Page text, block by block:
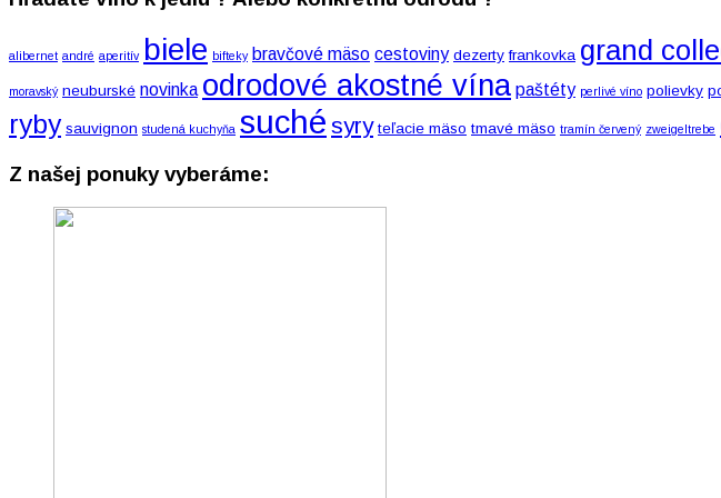
alibernet andré aperitív biele bifteky bravčové mäso cestoviny dezerty frankovka grand
moravský neuburské novinka odrodové akostné vína paštéty perlivé víno polievky
ryby sauvignon studená kuchyňa suché syry teľacie mäso tmavé mäso tramín červený zweigeltrebe
Z našej ponuky vyberáme: